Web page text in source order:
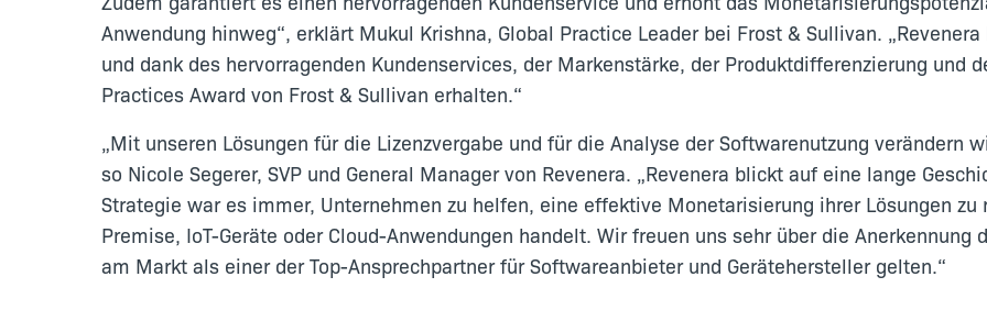
Anwendung hinweg“, erklärt Mukul Krishna, Global Practice Leader bei Frost & Sullivan.
und dank des hervorragenden Kundenservices, der Markenstärke, der Produktdifferenzierung und
Practices Award von Frost & Sullivan erhalten.“
„Mit unseren Lösungen für die Lizenzvergabe und für die Analyse der Softwarenutzung verändern
so Nicole Segerer, SVP und General Manager von Revenera. „Revenera blickt auf eine lange
Strategie war es immer, Unternehmen zu helfen, eine effektive Monetarisierung ihrer Lösungen
Premise, IoT-Geräte oder Cloud-Anwendungen handelt. Wir freuen uns sehr über die
am Markt als einer der Top-Ansprechpartner für Softwareanbieter und Gerätehersteller gelten.“